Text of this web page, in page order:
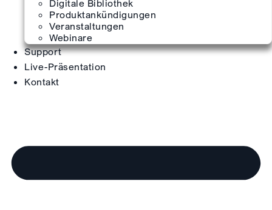
Digitale Bibliothek
Produktankündigungen
Veranstaltungen
Webinare
Support
Live-Präsentation
Kontakt